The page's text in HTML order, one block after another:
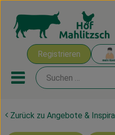
Registrieren
Mobiles
Ökokisten
Zurück zu Angebote &